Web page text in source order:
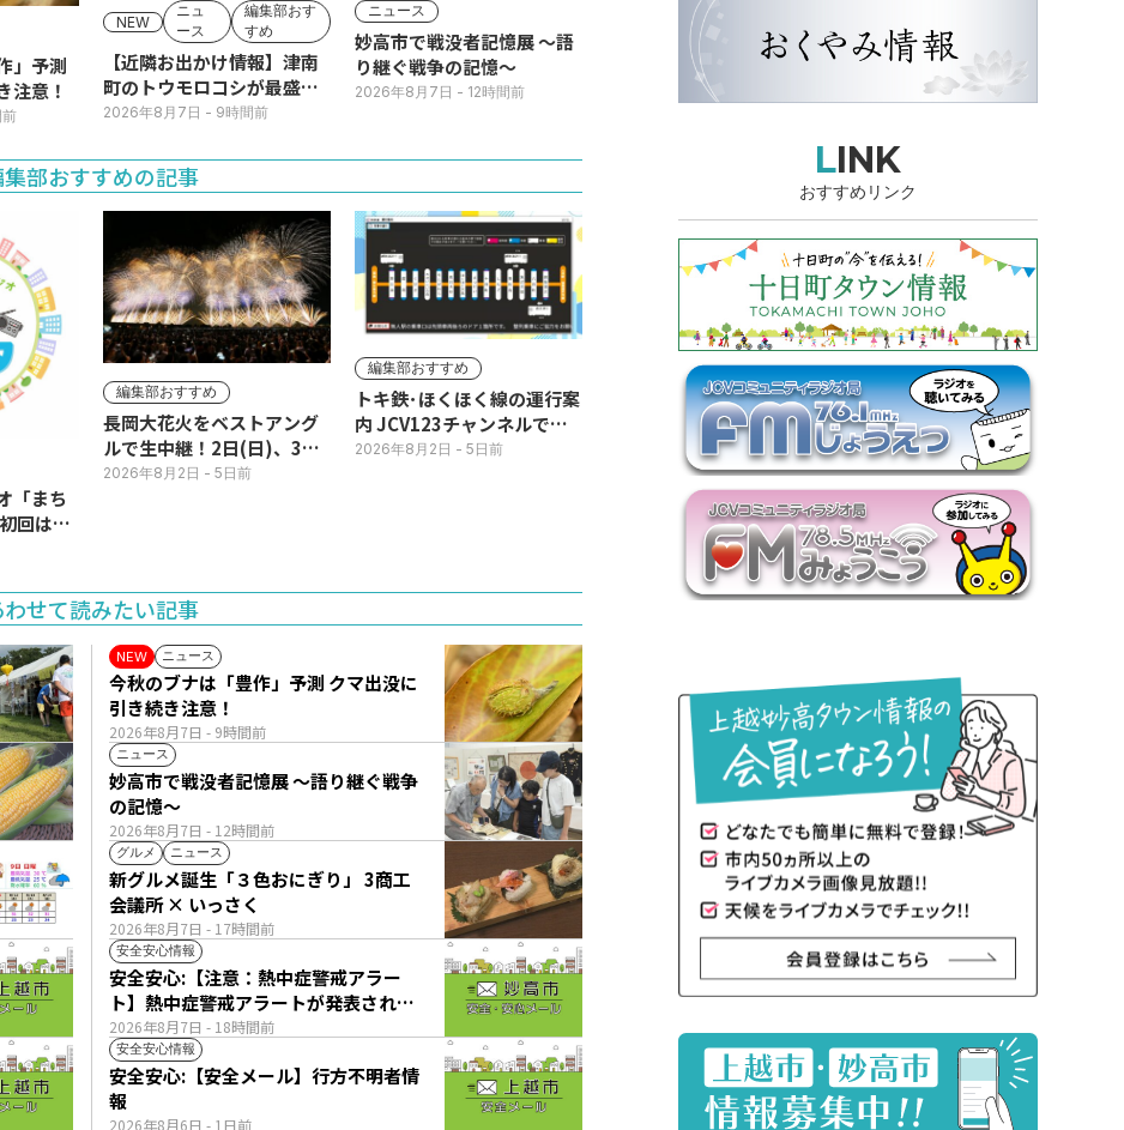
」予測
注意！
NEW
ニュ
ース
編集部おす
すめ
【近隣お出かけ情報】津南
町のトウモロコシが最盛
期！国道ロードサイドの直
2026年8月7日 - 9時間前
ニュース
妙高市で戦没者記憶展 ～語
り継ぐ戦争の記憶～
2026年8月7日 - 12時間前
部おすすめの記事
「まち
回は11
編集部おすすめ
長岡大花火をベストアング
ルで生中継！2日(日)、3日
(月)
2026年8月2日 - 5日前
編集部おすすめ
トキ鉄･ほくほく線の運行案
内 JCV123チャンネルで平
日毎朝表示
2026年8月2日 - 5日前
わせて読みたい記事
NEW ニュース
2026年8月7日 - 9時間前
今秋のブナは「豊作」予測 クマ出没に
引き続き注意！
ニュース
2026年8月7日 - 12時間前
妙高市で戦没者記憶展 ～語り継ぐ戦争
の記憶～
グルメ ニュース
2026年8月7日 - 17時間前
新グルメ誕生「３色おにぎり」 3商工
会議所 × いっさく
安全安心情報
2026年8月7日 - 18時間前
安全安心:【注意：熱中症警戒アラー
ト】熱中症警戒アラートが発表されて
います。
安全安心情報
2026年8月6日 - 1日前
安全安心:【安全メール】行方不明者情
報
LINK
おすすめリンク